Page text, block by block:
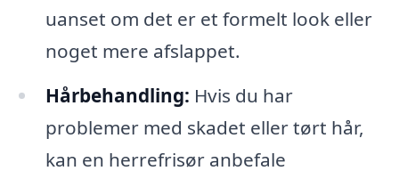
uanset om det er et formelt look eller
noget mere afslappet.
Hårbehandling: Hvis du har
problemer med skadet eller tørt hår,
kan en herrefrisør anbefale